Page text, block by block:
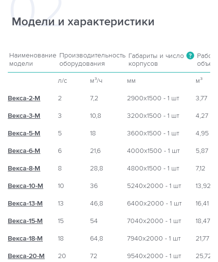
Модели и характеристики
Наименование Производительность Габариты и число ?
модели
оборудования корпусов объем
л/с м³/ч мм м³
Векса-2-М 2 7,2 2900х1500 - 1 шт 3,77
Векса-3-М 3 10,8 3200х1500 - 1 шт 4,27
Векса-5-М 5 18 3600х1500 - 1 шт 4,95
Векса-6-М 6 21,6 4000х1500 - 1 шт 5,87
Векса-8-М 8 28,8 4800х1500 - 1 шт 7,12
Векса-10-М 10 36 5240х2000 - 1 шт 13,92
Векса-13-М 13 46,8 6400х2000 - 1 шт 16,41
Векса-15-М 15 54 7040х2000 - 1 шт 18,47
Векса-18-М 18 64,8 7940х2000 - 1 шт 21,77
Векса-20-М 20 72 9540х2000 - 1 шт 25,72